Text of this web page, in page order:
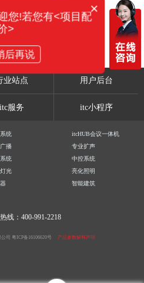
业站点 用户后台
itc服务 itc小程序
统
itcHUB会议一体机
播
专业扩声
统
中控系统
光
亮化照明
智能建筑
线：400-991-2218
司 粤ICP备16106620号 产品参数解释声明
×
您!若您有<项目配
>
后再说